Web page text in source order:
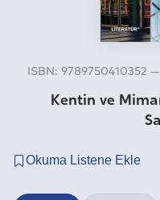
Anlaşmalı Yayınevleri
Kentin ve
ISBN: 9789750410352